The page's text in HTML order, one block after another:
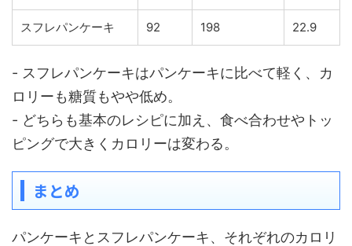
スフレパンケーキ 92 198 22.9
- スフレパンケーキはパンケーキに比べて軽く、カ
ロリーも糖質もやや低め。
- どちらも基本のレシピに加え、食べ合わせやトッ
ピングで大きくカロリーは変わる。
まとめ
パンケーキとスフレパンケーキ、それぞれのカロリ